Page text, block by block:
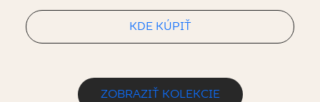
KDE KÚPIŤ
ZOBRAZIŤ KOLEKCIE